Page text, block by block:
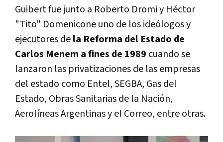
Guibert fue junto a Roberto Dromi y Héctor
"Tito" Domenicone uno de los ideólogos y
ejecutores dela Reforma del Estado de
Carlos Menem a fines de 1989 cuando se
lanzaron las privatizaciones de las empresas
del estado como Entel, SEGBA, Gas del
Estado, Obras Sanitarias de la Nación,
Aerolíneas Argentinas y el Correo, entre otras.